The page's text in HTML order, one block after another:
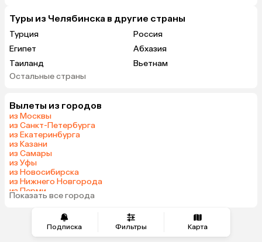
Подписка Фильтры Карта
Туры из Челябинска в другие страны
Турция
Россия
Египет
Абхазия
Таиланд
Вьетнам
ОАЭ
Саудовская Аравия
Остальные страны
Вылеты из городов
из Москвы
из Санкт-Петербурга
из Екатеринбурга
из Казани
из Самары
из Уфы
из Новосибирска
из Нижнего Новгорода
из Перми
из Омска
Показать все города